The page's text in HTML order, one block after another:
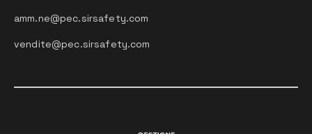
amm.ne@pec.sirsafety.com
vendite@pec.sirsafety.com